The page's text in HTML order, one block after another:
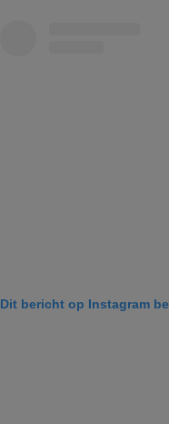
Dit bericht op Instagram